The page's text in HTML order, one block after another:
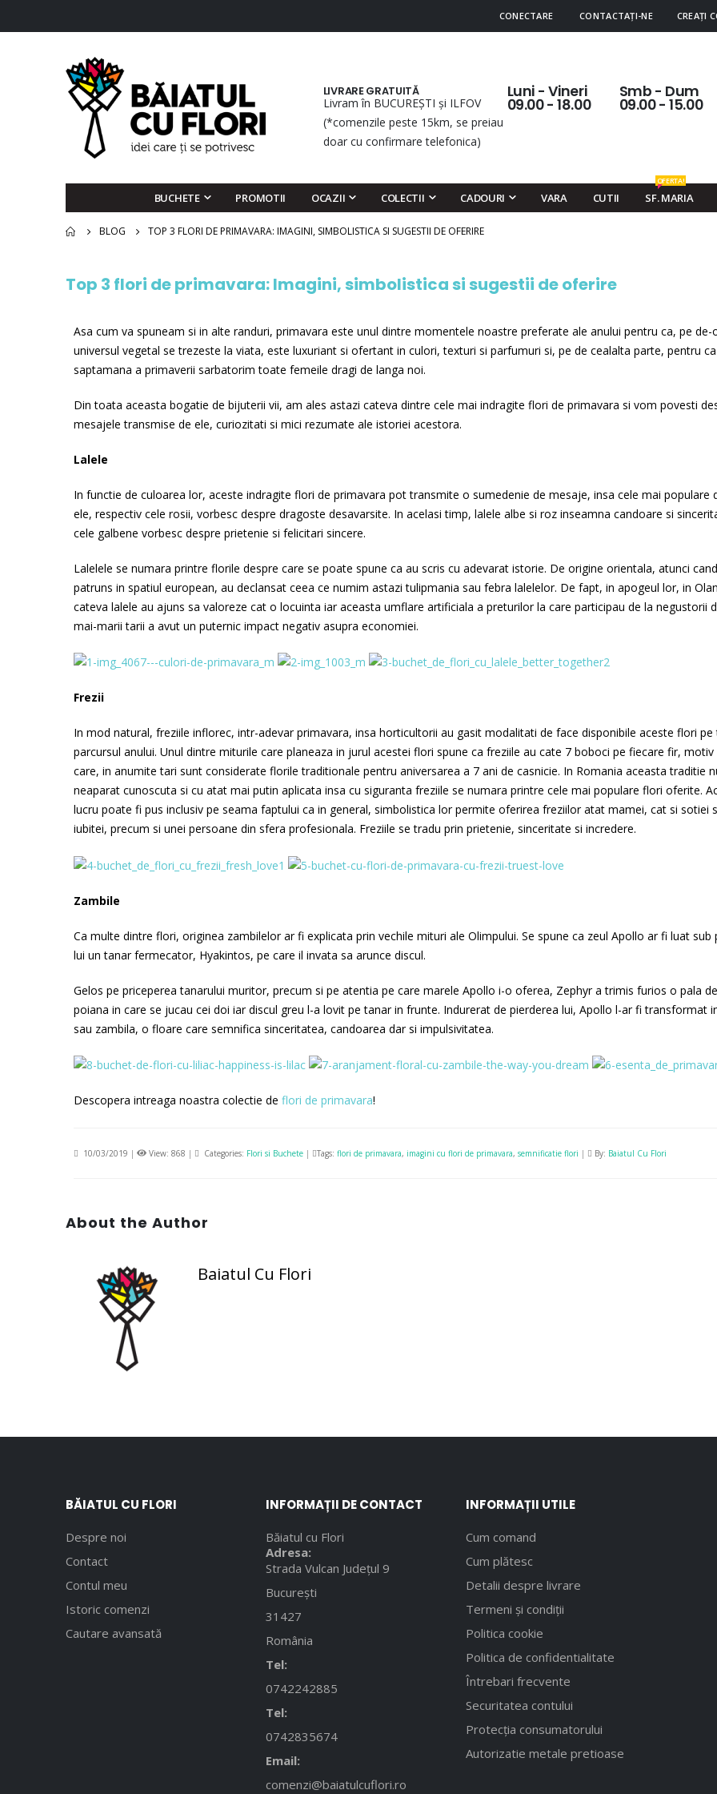
CONECTARE CONTACTAȚI-NE CREAȚI
LIVRARE GRATUITĂ
Livram în BUCUREȘTI și ILFOV
(*comenzile peste 15km, se preiau
doar cu confirmare telefonica)
Luni - Vineri
09.00 - 18.00
Smb - Dum
09.00 - 15.00
BUCHETE PROMOTII OCAZII COLECTII CADOURI VARA CUTII SF. MARIA
OFERTA!
BLOG TOP 3 FLORI DE PRIMAVARA: IMAGINI, SIMBOLISTICA SI SUGESTII DE OFERIRE
Top 3 flori de primavara: Imagini, simbolistica si sugestii de oferire
Asa cum va spuneam si in alte randuri, primavara este unul dintre momentele noastre preferate ale anului pentru ca, pe de-
universul vegetal se trezeste la viata, este luxuriant si ofertant in culori, texturi si parfumuri si, pe de cealalta parte, pentru
saptamana a primaverii sarbatorim toate femeile dragi de langa noi.
Din toata aceasta bogatie de bijuterii vii, am ales astazi cateva dintre cele mai indragite flori de primavara si vom povesti
mesajele transmise de ele, curiozitati si mici rezumate ale istoriei acestora.
Lalele
In functie de culoarea lor, aceste indragite flori de primavara pot transmite o sumedenie de mesaje, insa cele mai populare
ele, respectiv cele rosii, vorbesc despre dragoste desavarsite. In acelasi timp, lalele albe si roz inseamna candoare si
cele galbene vorbesc despre prietenie si felicitari sincere.
Lalelele se numara printre florile despre care se poate spune ca au scris cu adevarat istorie. De origine orientala, atunci
patruns in spatiul european, au declansat ceea ce numim astazi tulipmania sau febra lalelelor. De fapt, in apogeul lor, in
cateva lalele au ajuns sa valoreze cat o locuinta iar aceasta umflare artificiala a preturilor la care participau de la negustorii
mai-marii tarii a avut un puternic impact negativ asupra economiei.
Frezii
In mod natural, freziile inflorec, intr-adevar primavara, insa horticultorii au gasit modalitati de face disponibile aceste flori
parcursul anului. Unul dintre miturile care planeaza in jurul acestei flori spune ca freziile au cate 7 boboci pe fiecare fir, motiv
care, in anumite tari sunt considerate florile traditionale pentru aniversarea a 7 ani de casnicie. In Romania aceasta traditie
neaparat cunoscuta si cu atat mai putin aplicata insa cu siguranta freziile se numara printre cele mai populare flori oferite.
lucru poate fi pus inclusiv pe seama faptului ca in general, simbolistica lor permite oferirea freziilor atat mamei, cat si sotiei
iubitei, precum si unei persoane din sfera profesionala. Freziile se tradu prin prietenie, sinceritate si incredere.
Zambile
Ca multe dintre flori, originea zambilelor ar fi explicata prin vechile mituri ale Olimpului. Se spune ca zeul Apollo ar fi luat sub
lui un tanar fermecator, Hyakintos, pe care il invata sa arunce discul.
Gelos pe priceperea tanarului muritor, precum si pe atentia pe care marele Apollo i-o oferea, Zephyr a trimis furios o pala
poiana in care se jucau cei doi iar discul greu l-a lovit pe tanar in frunte. Indurerat de pierderea lui, Apollo l-ar fi transformat
sau zambila, o floare care semnifica sinceritatea, candoarea dar si impulsivitatea.
Descopera intreaga noastra colectie de flori de primavara!
10/03/2019 | View: 868 | Categories: Flori si Buchete | Tags: flori de primavara, imagini cu flori de primavara, semnificatie flori | By: Baiatul Cu Flori
About the Author
Baiatul Cu Flori
BĂIATUL CU FLORI
Despre noi
Contact
Contul meu
Istoric comenzi
Cautare avansată
INFORMAȚII DE CONTACT
Băiatul cu Flori
Adresa:
Strada Vulcan Județul 9
București
31427
România
Tel:
0742242885
Tel:
0742835674
Email:
comenzi@baiatulcuflori.ro
INFORMAȚII UTILE
Cum comand
Cum plătesc
Detalii despre livrare
Termeni și condiții
Politica cookie
Politica de confidentialitate
Întrebari frecvente
Securitatea contului
Protecția consumatorului
Autorizatie metale pretioase